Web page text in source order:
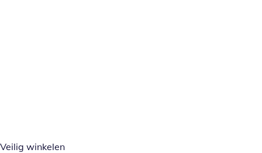
Veilig winkelen